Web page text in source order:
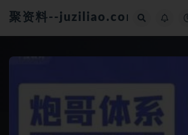
聚资料--juziliao.com--全网资